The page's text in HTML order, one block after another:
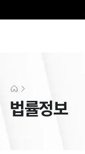
법률정보